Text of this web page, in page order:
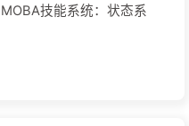
技能系统：状态系